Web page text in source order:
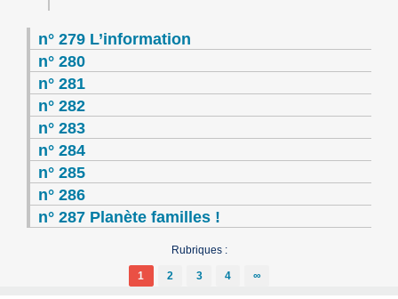
n° 279 L’information
n° 280
n° 281
n° 282
n° 283
n° 284
n° 285
n° 286
n° 287 Planète familles !
Rubriques :
1 2 3 4 ∞